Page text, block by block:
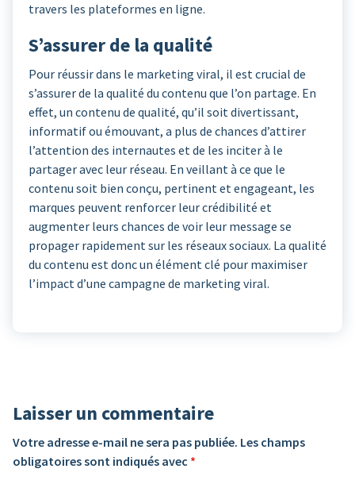
travers les plateformes en ligne.
S’assurer de la qualité
Pour réussir dans le marketing viral, il est crucial de
s’assurer de la qualité du contenu que l’on partage. En
effet, un contenu de qualité, qu’il soit divertissant,
informatif ou émouvant, a plus de chances d’attirer
l’attention des internautes et de les inciter à le
partager avec leur réseau. En veillant à ce que le
contenu soit bien conçu, pertinent et engageant, les
marques peuvent renforcer leur crédibilité et
augmenter leurs chances de voir leur message se
propager rapidement sur les réseaux sociaux. La qualité
du contenu est donc un élément clé pour maximiser
l’impact d’une campagne de marketing viral.
Laisser un commentaire
Votre adresse e-mail ne sera pas publiée. Les champs
obligatoires sont indiqués avec *